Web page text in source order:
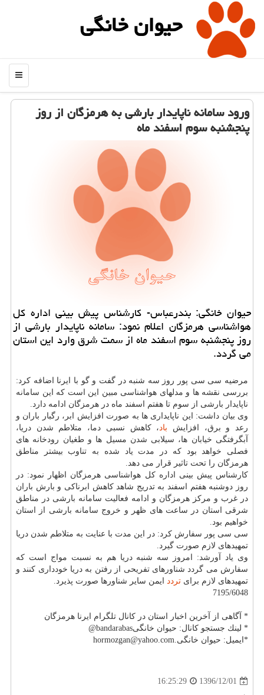
حیوان خانگی
منو
ورود سامانه ناپایدار بارشی به هرمزگان از روز
پنجشنبه سوم اسفند ماه
حیوان خانگی: بندرعباس- كارشناس پیش بینی اداره كل
هواشناسی هرمزگان اعلام نمود: سامانه ناپایدار بارشی از
روز پنجشنبه سوم اسفند ماه از سمت شرق وارد این استان
می گردد.
مرضیه سی سی پور روز سه شنبه در گفت و گو با ایرنا اضافه كرد:
بررسی نقشه ها و مدلهای هواشناسی مبین این است كه این سامانه
ناپایدار بارشی از سوم تا هفتم اسفند ماه در هرمزگان ادامه دارد.
وی بیان داشت: این ناپایداری ها به صورت افزایش ابر، رگبار باران و
رعد و برق، افزایش باد ، كاهش نسبی دما، متلاطم شدن دریا،
آبگرفتگی خیابان ها، سیلابی شدن مسیل ها و طغیان رودخانه های
فصلی خواهد بود كه در مدت یاد شده به تناوب بیشتر مناطق
هرمزگان را تحت تاثیر قرار می دهد.
كارشناس پیش بینی اداره كل هواشناسی هرمزگان اظهار نمود: در
روز دوشنبه هفتم اسفند به تدریج شاهد كاهش ابرناكی و بارش باران
در غرب و مركز هرمزگان و ادامه فعالیت سامانه بارشی در مناطق
شرقی استان در ساعت های ظهر و خروج سامانه بارشی از استان
خواهیم بود.
سی سی پور سفارش كرد: در این مدت با عنایت به متلاطم شدن دریا
تمهیدهای لازم صورت گیرد.
وی یاد آورشد: امروز سه شنبه دریا هم به نسبت مواج است كه
سفارش می گردد شناورهای تفریحی از رفتن به دریا خودداری كنند و
تمهیدهای لازم برای تردد ایمن سایر شناورها صورت پذیرد.
7195/6048
* آگاهی از آخرین اخبار استان در كانال تلگرام ایرنا هرمزگان
* لینك جستجو كانال: حیوان خانگیbandarabas@
*ایمیل: حیوان خانگی.hormozgan@yahoo.com
1396/12/01
16:25:29